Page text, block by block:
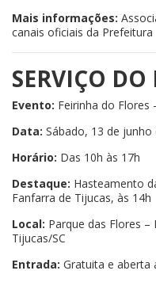
Mais informações:
canais oficiais da Prefeitura
SERVIÇO DO
Evento: Feirinha do Flores
Data: Sábado, 13 de junho
Horário: Das 10h às 17h
Destaque: Hasteamento
Fanfarra de Tijucas, às 14h
Local: Parque das Flores
Tijucas/SC
Entrada: Gratuita e aberta